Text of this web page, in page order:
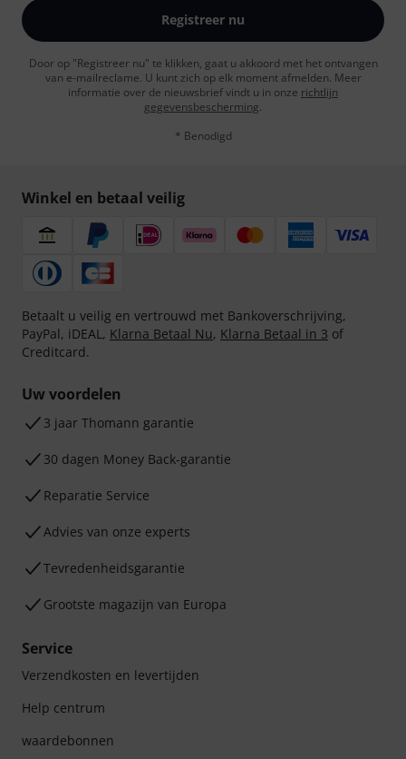
Registreer nu
Door op "Registreer nu" te klikken, gaat u akkoord met het ontvangen
van e-mailreclame. U kunt zich op elk moment afmelden. Meer
informatie over de nieuwsbrief vindt u in onze richtlijn
gegevensbescherming.
* Benodigd
Winkel en betaal veilig
Betaalt u veilig en vertrouwd met Bankoverschrijving,
PayPal, iDEAL, Klarna Betaal Nu, Klarna Betaal in 3 of
Creditcard.
Uw voordelen
3 jaar Thomann garantie
30 dagen Money Back-garantie
Reparatie Service
Advies van onze experts
Tevredenheidsgarantie
Grootste magazijn van Europa
Service
Verzendkosten en levertijden
Help centrum
waardebonnen